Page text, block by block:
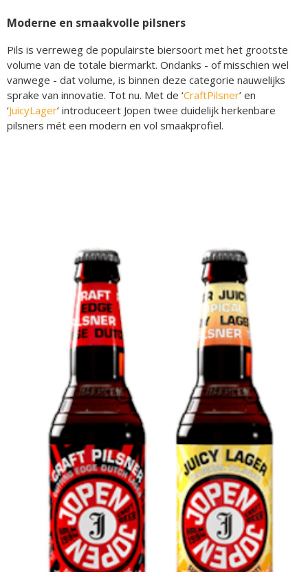
Moderne en smaakvolle pilsners
Pils is verreweg de populairste biersoort met het grootste
volume van de totale biermarkt. Ondanks - of misschien wel
vanwege - dat volume, is binnen deze categorie nauwelijks
sprake van innovatie. Tot nu. Met de ‘CraftPilsner’ en
‘JuicyLager’ introduceert Jopen twee duidelijk herkenbare
pilsners mét een modern en vol smaakprofiel.